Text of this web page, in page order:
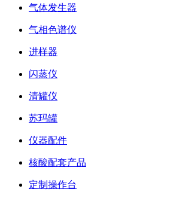
气体发生器
气相色谱仪
进样器
闪蒸仪
清罐仪
苏玛罐
仪器配件
核酸配套产品
定制操作台